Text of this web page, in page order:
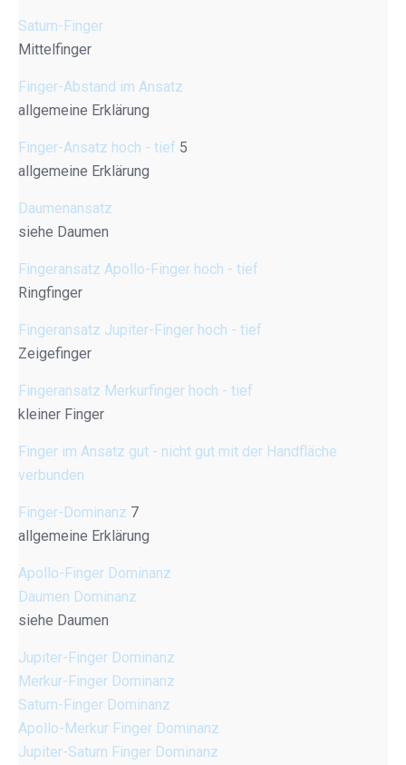
Saturn-Finger
Mittelfinger
Finger-Abstand im Ansatz
allgemeine Erklärung
Finger-Ansatz hoch - tief 5
allgemeine Erklärung
Daumenansatz
siehe Daumen
Fingeransatz Apollo-Finger hoch - tief
Ringfinger
Fingeransatz Jupiter-Finger hoch - tief
Zeigefinger
Fingeransatz Merkurfinger hoch - tief
kleiner Finger
Finger im Ansatz gut - nicht gut mit der Handfläche
verbunden
Finger-Dominanz 7
allgemeine Erklärung
Apollo-Finger Dominanz
Daumen Dominanz
siehe Daumen
Jupiter-Finger Dominanz
Merkur-Finger Dominanz
Saturn-Finger Dominanz
Apollo-Merkur Finger Dominanz
Jupiter-Saturn Finger Dominanz